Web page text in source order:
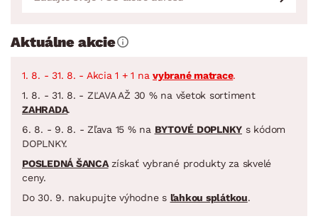
Aktuálne akcie
1. 8. - 31. 8. - Akcia 1 + 1 na vybrané matrace.
1. 8. - 31. 8. - ZĽAVA AŽ 30 % na všetok sortiment
ZAHRADA.
6. 8. - 9. 8. - Zľava 15 % na BYTOVÉ DOPLNKY s kódom
DOPLNKY.
POSLEDNÁ ŠANCAzískať vybrané produkty za skvelé
ceny.
Do 30. 9. nakupujte výhodne s ľahkou splátkou.